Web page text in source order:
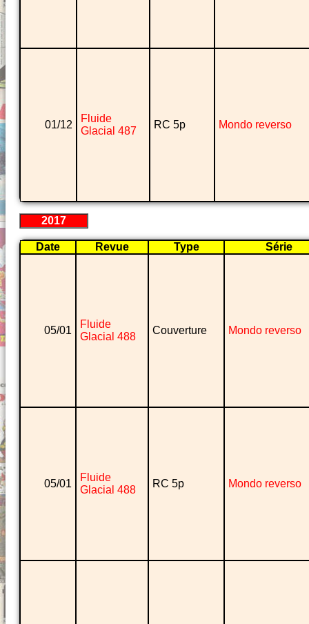
01/12
Fluide
Glacial 487
RC 5p Mondo reverso
2017
Date Revue Type Série
05/01
Fluide
Glacial 488
Couverture Mondo reverso
05/01
Fluide
Glacial 488
RC 5p Mondo reverso